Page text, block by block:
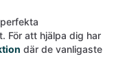
För att hjälpa dig har
där de vanligaste